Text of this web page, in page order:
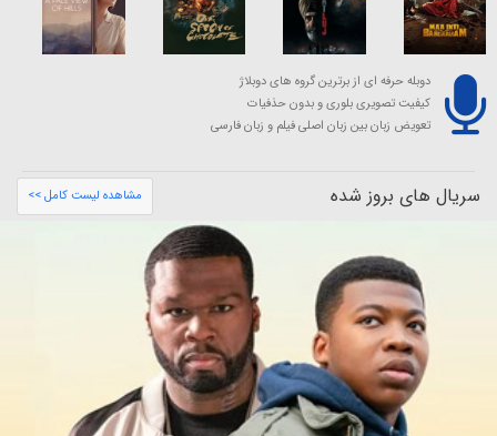
دوبله حرفه ای از برترین گروه های دوبلاژ
کیفیت تصویری بلوری و بدون حذفیات
تعویض زبان بین زبان اصلی فیلم و زبان فارسی
سریال های بروز شده مشاهده لیست کامل >>